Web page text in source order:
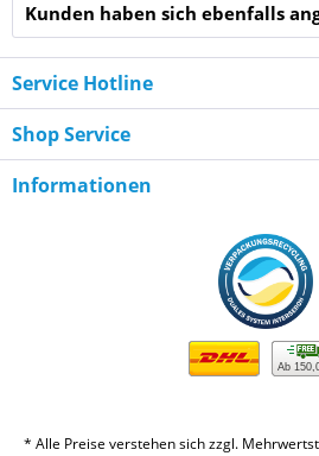
Kunden haben sich ebenfalls
Service Hotline
Shop Service
Informationen
Ab
* Alle Preise verstehen sich zzgl.